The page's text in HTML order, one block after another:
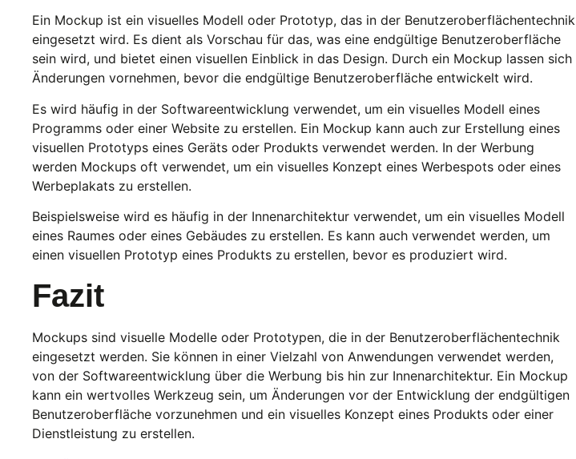
Ein Mockup ist ein visuelles Modell oder Prototyp, das in der Benutzeroberflächentechnik
eingesetzt wird. Es dient als Vorschau für das, was eine endgültige Benutzeroberfläche
sein wird, und bietet einen visuellen Einblick in das Design. Durch ein Mockup lassen sich
Änderungen vornehmen, bevor die endgültige Benutzeroberfläche entwickelt wird.
Es wird häufig in der Softwareentwicklung verwendet, um ein visuelles Modell eines
Programms oder einer Website zu erstellen. Ein Mockup kann auch zur Erstellung eines
visuellen Prototyps eines Geräts oder Produkts verwendet werden. In der Werbung
werden Mockups oft verwendet, um ein visuelles Konzept eines Werbespots oder eines
Werbeplakats zu erstellen.
Beispielsweise wird es häufig in der Innenarchitektur verwendet, um ein visuelles Modell
eines Raumes oder eines Gebäudes zu erstellen. Es kann auch verwendet werden, um
einen visuellen Prototyp eines Produkts zu erstellen, bevor es produziert wird.
Fazit
Mockups sind visuelle Modelle oder Prototypen, die in der Benutzeroberflächentechnik
eingesetzt werden. Sie können in einer Vielzahl von Anwendungen verwendet werden,
von der Softwareentwicklung über die Werbung bis hin zur Innenarchitektur. Ein Mockup
kann ein wertvolles Werkzeug sein, um Änderungen vor der Entwicklung der endgültigen
Benutzeroberfläche vorzunehmen und ein visuelles Konzept eines Produkts oder einer
Dienstleistung zu erstellen.